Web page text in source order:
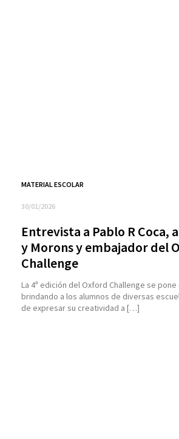
MATERIAL ESCOLAR
30/01/2026
Entrevista a Pablo R Coca,
y Morons y embajador del
Challenge
La 4ª edición del Oxford Challenge se pone
brindando a los alumnos de diversas
de expresar su creatividad a […]